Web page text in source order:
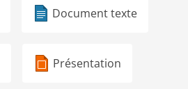
Document texte
Présentation